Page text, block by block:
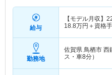
給与
【モデル月収】
18.8万円＋資格
勤務地
佐賀県 鳥栖市 西
ス・車8分）